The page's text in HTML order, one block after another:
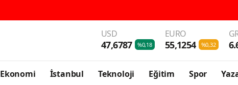
USD
47,6787 %0,18
EURO
55,1254 %0,32
Ekonomi İstanbul Teknoloji Eğitim Spor